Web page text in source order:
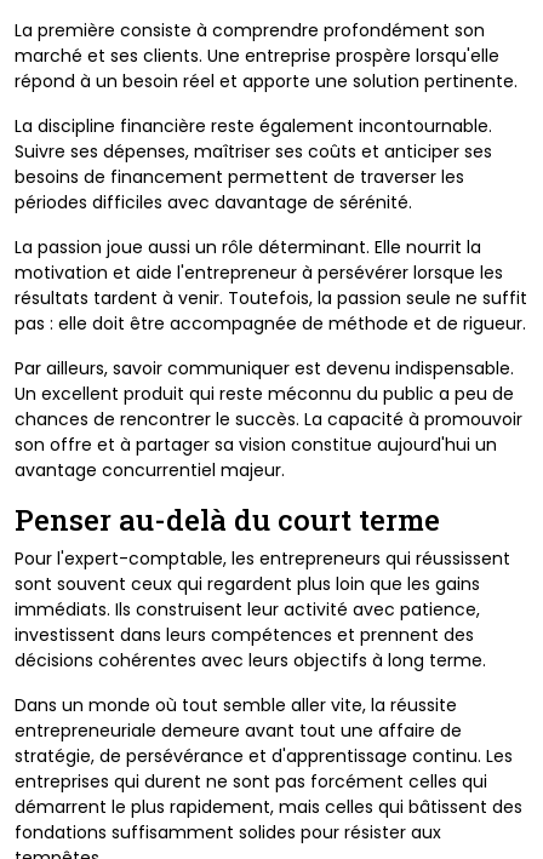
La première consiste à comprendre profondément son
marché et ses clients. Une entreprise prospère lorsqu'elle
répond à un besoin réel et apporte une solution pertinente.
La discipline financière reste également incontournable.
Suivre ses dépenses, maîtriser ses coûts et anticiper ses
besoins de financement permettent de traverser les
périodes difficiles avec davantage de sérénité.
La passion joue aussi un rôle déterminant. Elle nourrit la
motivation et aide l'entrepreneur à persévérer lorsque les
résultats tardent à venir. Toutefois, la passion seule ne suffit
pas : elle doit être accompagnée de méthode et de rigueur.
Par ailleurs, savoir communiquer est devenu indispensable.
Un excellent produit qui reste méconnu du public a peu de
chances de rencontrer le succès. La capacité à promouvoir
son offre et à partager sa vision constitue aujourd'hui un
avantage concurrentiel majeur.
Penser au-delà du court terme
Pour l'expert-comptable, les entrepreneurs qui réussissent
sont souvent ceux qui regardent plus loin que les gains
immédiats. Ils construisent leur activité avec patience,
investissent dans leurs compétences et prennent des
décisions cohérentes avec leurs objectifs à long terme.
Dans un monde où tout semble aller vite, la réussite
entrepreneuriale demeure avant tout une affaire de
stratégie, de persévérance et d'apprentissage continu. Les
entreprises qui durent ne sont pas forcément celles qui
démarrent le plus rapidement, mais celles qui bâtissent des
fondations suffisamment solides pour résister aux